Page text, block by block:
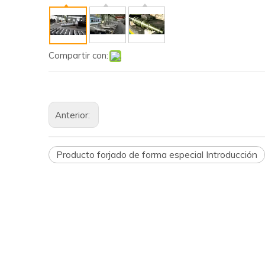
Compartir con:
Anterior:
Producto forjado de forma especial Introducción